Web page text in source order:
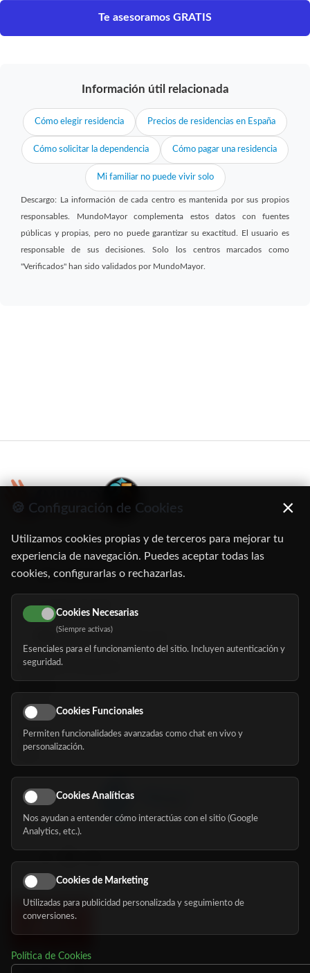
Te asesoramos GRATIS
Información útil relacionada
Cómo elegir residencia Precios de residencias en España
Cómo solicitar la dependencia Cómo pagar una residencia
Mi familiar no puede vivir solo
Descargo: La información de cada centro es mantenida por sus propios
responsables. MundoMayor complementa estos datos con fuentes
públicas y propias, pero no puede garantizar su exactitud. El usuario es
responsable de sus decisiones. Solo los centros marcados como
"Verificados" han sido validados por MundoMayor.
C/ Oruro, 11. 28016 Madrid
91 345 06 26
616 113 103
hola@mundomayor.com
Buscador de residencias
Eventos
Nosotros
Síguenos
🍪 Configuración de Cookies ×
Utilizamos cookies propias y de terceros para mejorar tu
experiencia de navegación. Puedes aceptar todas las
cookies, configurarlas o rechazarlas.
Cookies Necesarias
(Siempre activas)
Esenciales para el funcionamiento del sitio. Incluyen autenticación y
seguridad.
Cookies Funcionales
Permiten funcionalidades avanzadas como chat en vivo y
personalización.
Cookies Analíticas
Nos ayudan a entender cómo interactúas con el sitio (Google
Analytics, etc.).
Cookies de Marketing
Utilizadas para publicidad personalizada y seguimiento de
conversiones.
Política de Cookies